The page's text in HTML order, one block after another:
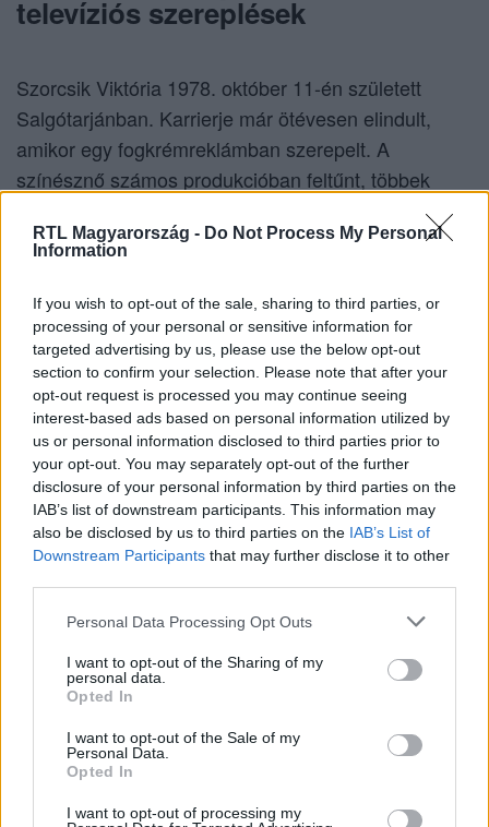
RTL Magyarország - Do Not Process My Personal
Information
If you wish to opt-out of the sale, sharing to third parties, or
processing of your personal or sensitive information for
targeted advertising by us, please use the below opt-out
section to confirm your selection. Please note that after your
opt-out request is processed you may continue seeing
interest-based ads based on personal information utilized by
us or personal information disclosed to third parties prior to
your opt-out. You may separately opt-out of the further
disclosure of your personal information by third parties on the
IAB’s list of downstream participants. This information may
also be disclosed by us to third parties on the IAB’s List of
Downstream Participants that may further disclose it to other
Please note that this website/app uses one or more Google
not limited to your visit or usage behaviour. You may click to
grant or deny consent to Google and its third-party tags to
use your data for below specified purposes in below Google
consent section.
Personal Data Processing Opt Outs
I want to opt-out of the Sharing of my
personal data.
Opted In
I want to opt-out of the Sale of my
Personal Data.
Opted In
I want to opt-out of processing my
televíziós szereplések
Szorcsik Viktória 1978. október 11-én született
Salgótarjánban. Karrierje már ötévesen elindult,
amikor egy fogkrémreklámban szerepelt. A
színésznő számos produkcióban feltűnt, többek
Drága örökösökben.
Ezek mellett pedig műsorvezetőként is kipróbálhatta
Most azExek csatájamásodik
évadában láthatjuk majd, ahol a
műsor kedvéért fog újra összeállni 8
év utánNagy Sanyival.
Magánélete: Függetlenség és
szabadság
Szorcsik Viktória mindig is a szabadságot helyezte
előtérbe. Nem házasodott meg, és nyíltan beszélt
arról, hogy nem vágyik hagyományos családra. Bár
klasszikus családból származik, úgy érzi, ő már nem